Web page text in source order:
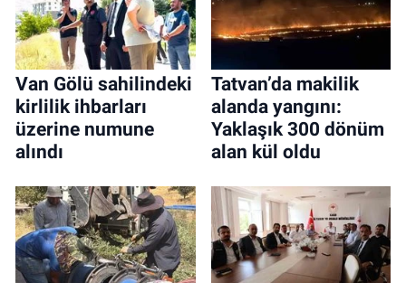
Van Gölü sahilindeki
kirlilik ihbarları
üzerine numune
alındı
Tatvan’da makilik
alanda yangını:
Yaklaşık 300 dönüm
alan kül oldu